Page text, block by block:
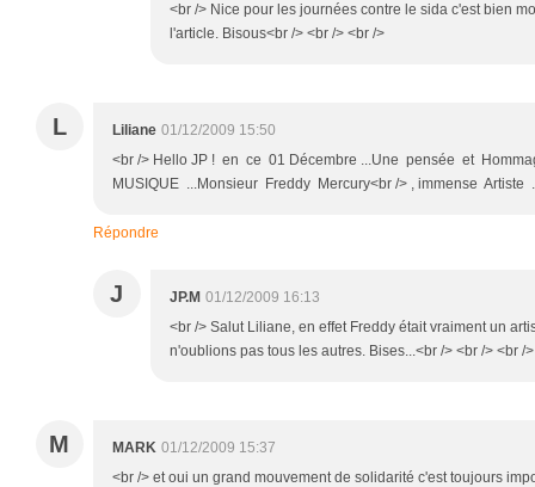
<br /> Nice pour les journées contre le sida c'est bien
l'article. Bisous<br /> <br /> <br />
L Liliane 01/12/2009 15:50
<br /> Hello JP ! en ce 01 Décembre ...Une pensée et
MUSIQUE ...Monsieur Freddy Mercury<br /> , immense Artiste
Répondre
J JP.M 01/12/2009 16:13
<br /> Salut Liliane, en effet Freddy était vraiment un
n'oublions pas tous les autres. Bises...<br /> <br /> <br />
M MARK 01/12/2009 15:37
<br /> et oui un grand mouvement de solidarité c'est toujours